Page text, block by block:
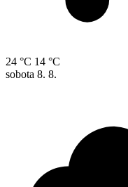
24 °C 14 °C
sobota 8. 8.